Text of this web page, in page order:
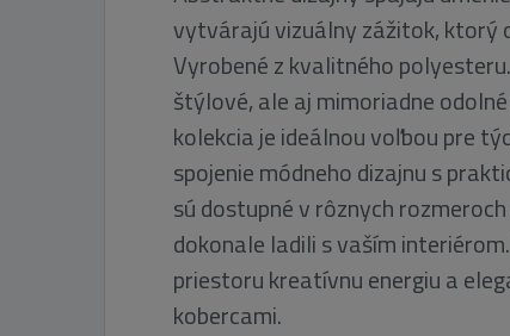
vytvárajú vizuálny zážitok, ktorý
Vyrobené z kvalitného
štýlové, ale aj mimoriadne
kolekcia je ideálnou voľbou pre
spojenie módneho dizajnu s
sú dostupné v rôznych
dokonale ladili s vaším
priestoru kreatívnu energiu a
kobercami.